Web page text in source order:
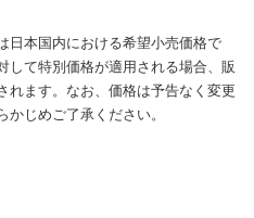
日本国内における希望小売価格で
して特別価格が適用される場合、販
れます。なお、価格は予告なく変更
じめご了承ください。